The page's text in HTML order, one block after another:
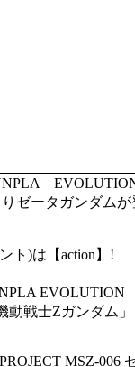
ゼータガンダムが
ト)は【action】!
EVOLUTION
動戦士Zガンダム」